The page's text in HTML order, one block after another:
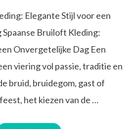
Elegante Stijl voor een
Bruiloft Kleding:
Onvergetelijke Dag Een
viering vol passie, traditie en
bruid, bruidegom, gast of
het kiezen van de …